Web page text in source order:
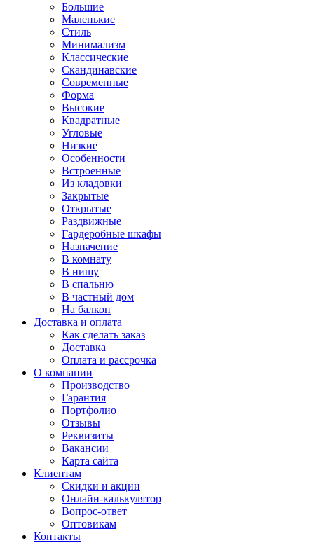
Большие
Маленькие
Стиль
Минимализм
Классические
Скандинавские
Современные
Форма
Высокие
Квадратные
Угловые
Низкие
Особенности
Встроенные
Из кладовки
Закрытые
Открытые
Раздвижные
Гардеробные шкафы
Назначение
В комнату
В нишу
В спальню
В частный дом
На балкон
Доставка и оплата
Как сделать заказ
Доставка
Оплата и рассрочка
О компании
Производство
Гарантия
Портфолио
Отзывы
Реквизиты
Вакансии
Карта сайта
Клиентам
Скидки и акции
Онлайн-калькулятор
Вопрос-ответ
Оптовикам
Контакты